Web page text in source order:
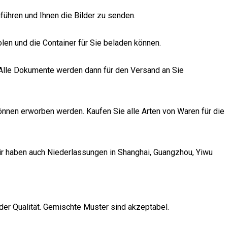
und Ihnen die Bilder zu senden.
und die Container für Sie beladen können.
Dokumente werden dann für den Versand an Sie
erworben werden. Kaufen Sie alle Arten von Waren für die
auch Niederlassungen in Shanghai, Guangzhou, Yiwu
Qualität. Gemischte Muster sind akzeptabel.